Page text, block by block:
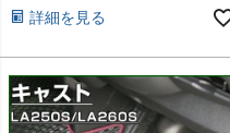
詳細を見る